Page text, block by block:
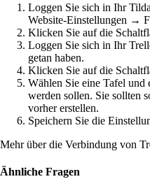
Loggen Sie sich in Ihr
Website-Einstellungen →
Klicken Sie auf die
Loggen Sie sich in Ihr
getan haben.
Klicken Sie auf die
Wählen Sie eine Tafel
werden sollen. Sie sollten
vorher erstellen.
Speichern Sie die
Mehr über die Verbindung von
Ähnliche Fragen